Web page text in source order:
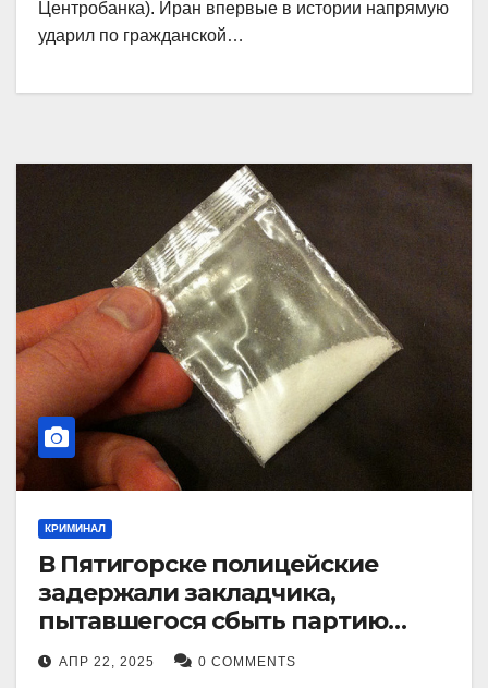
Центробанка). Иран впервые в истории напрямую
ударил по гражданской…
КРИМИНАЛ
В Пятигорске полицейские
задержали закладчика,
пытавшегося сбыть партию
синтетического наркотика
АПР 22, 2025 0 COMMENTS